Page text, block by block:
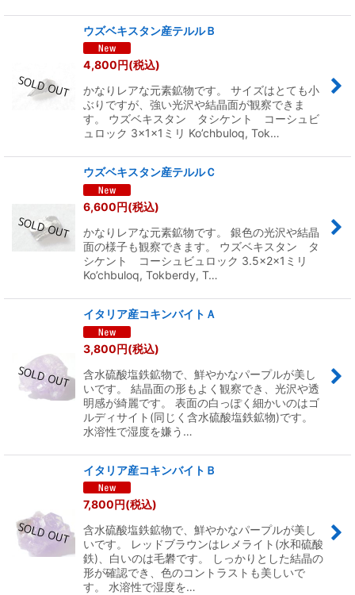
ウズベキスタン産テルルＢ
4,800円(税込)
かなりレアな元素鉱物です。 サイズはとても小
ぶりですが、強い光沢や結晶面が観察できま
す。 ウズベキスタン タシケント コーシュビ
ュロック 3×1×1ミリ Ko’chbuloq, Tok…
ウズベキスタン産テルルＣ
6,600円(税込)
かなりレアな元素鉱物です。 銀色の光沢や結晶
面の様子も観察できます。 ウズベキスタン タ
シケント コーシュビュロック 3.5×2×1ミリ
Ko’chbuloq, Tokberdy, T…
イタリア産コキンバイトＡ
3,800円(税込)
含水硫酸塩鉄鉱物で、鮮やかなパープルが美し
いです。 結晶面の形もよく観察でき、光沢や透
明感が綺麗です。 表面の白っぽく細かいのはゴ
ルディサイト(同じく含水硫酸塩鉄鉱物)です。
水溶性で湿度を嫌う…
イタリア産コキンバイトＢ
7,800円(税込)
含水硫酸塩鉄鉱物で、鮮やかなパープルが美し
いです。 レッドブラウンはレメライト(水和硫酸
鉄)、白いのは毛礬です。 しっかりとした結晶の
形が確認でき、色のコントラストも美しいで
す。 水溶性で湿度を…